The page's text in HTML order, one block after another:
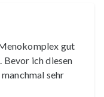
gut
Bevor ich diesen
sehr